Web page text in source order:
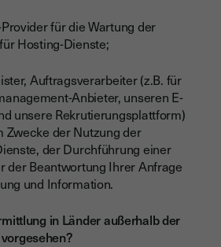
für die Wartung der
Hosting-Dienste;
Auftragsverarbeiter (z.B. für
Anbieter, unseren E-
unsere Rekrutierungsplattform)
Zwecke der Nutzung der
der Durchführung einer
der Beantwortung Ihrer Anfrage
und Information.
in Länder außerhalb der